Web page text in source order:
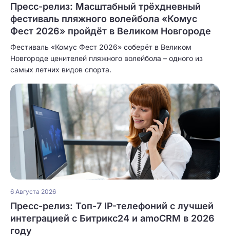
Пресс-релиз: Масштабный трёхдневный
фестиваль пляжного волейбола «Комус
Фест 2026» пройдёт в Великом Новгороде
Фестиваль «Комус Фест 2026» соберёт в Великом
Новгороде ценителей пляжного волейбола – одного из
самых летних видов спорта.
6 Августа 2026
Пресс-релиз: Топ-7 IP-телефоний с лучшей
интеграцией с Битрикс24 и amoCRM в 2026
году